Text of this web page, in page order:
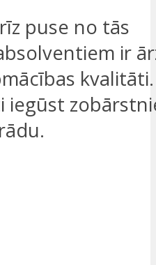
puse no tās
ir
iegūst